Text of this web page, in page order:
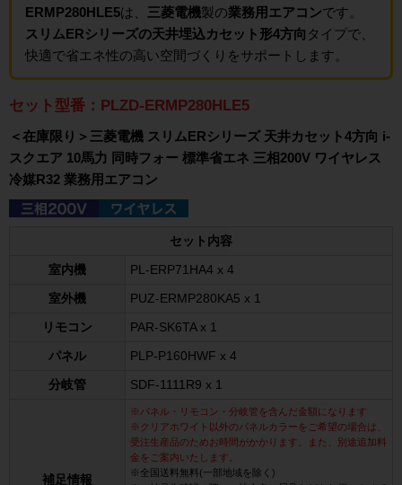
ERMP280HLE5は、 三菱電機製の業務用エアコンです。
スリムERシリーズの天井埋込カセット形4方向 タイプで、
快適で省エネ性の高い空間づくりをサポートします。
セット型番：PLZD-ERMP280HLE5
＜在庫限り＞三菱電機 スリムERシリーズ 天井カセット4方向 i-
スクエア 10馬力 同時フォー 標準省エネ 三相200V ワイヤレス
冷媒R32 業務用エアコン
セット内容
室内機 PL-ERP71HA4 x 4
室外機 PUZ-ERMP280KA5 x 1
リモコン PAR-SK6TA x 1
パネル PLP-P160HWF x 4
分岐管 SDF-1111R9 x 1
補足情報
※パネル・リモコン・分岐管を含んだ金額になります
※クリアホワイト以外のパネルカラーをご希望の場合は、
受注生産品のためお時間がかかります。また、別途追加料
金をご案内いたします。
※全国送料無料(一部地域を除く)